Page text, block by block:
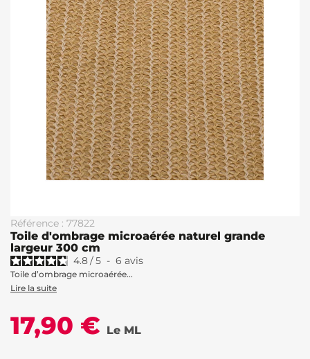
Référence : 77822
Toile d'ombrage microaérée naturel grande
largeur 300 cm
4.8/5 - 6 avis
Toile d’ombrage microaérée...
Lire la suite
17,90 € Le ML